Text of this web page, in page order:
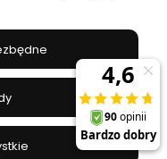
669-050-03-43